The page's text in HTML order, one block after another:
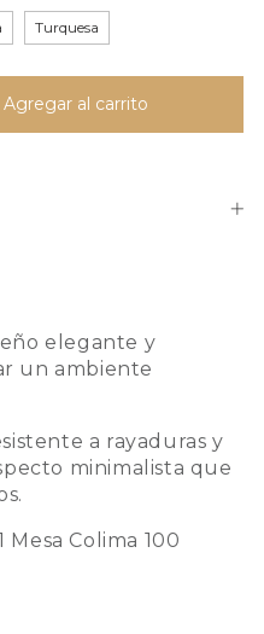
Turquesa
elegante y
un ambiente
a rayaduras y
minimalista que
Mesa Colima 100